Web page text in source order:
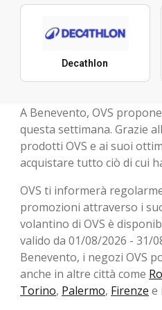
Decathlon
A Benevento, OVS
questa settimana. Grazie
prodotti OVS e ai suoi
acquistare tutto ciò di cui
OVS ti informerà
promozioni attraverso i
volantino di OVS è
valido da 01/08/2026 - 31/
Benevento, i negozi OVS
anche in altre città come
Torino, Palermo, Firenze e